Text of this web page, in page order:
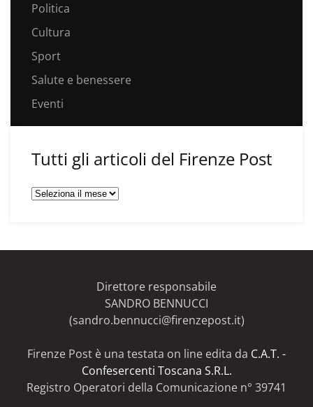
Politica
Cultura
Sport
Salute e benessere
Eventi
Tutti gli articoli del Firenze Post
Tutti
Direttore responsabile
SANDRO BENNUCCI
(sandro.bennucci@firenzepost.it)
Firenze Post è una testata on line edita da C.A.T. -
Confesercenti Toscana S.R.L.
Registro Operatori della Comunicazione n° 39741